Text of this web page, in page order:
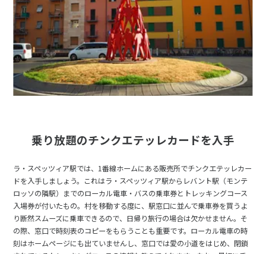
乗り放題のチンクエテッレカードを入手
ラ・スペッツィア駅では、1番線ホームにある販売所でチンクエテッレカー
ドを入手しましょう。これはラ・スペッツィア駅からレバント駅（モンテ
ロッソの隣駅）までのローカル電車・バスの乗車券とトレッキングコース
入場券が付いたもの。村を移動する度に、駅窓口に並んで乗車券を買うよ
り断然スムーズに乗車できるので、日帰り旅行の場合は欠かせません。そ
の際、窓口で時刻表のコピーをもらうことも重要です。ローカル電車の時
刻はホームページにも出ていませんし、窓口では愛の小道をはじめ、閉鎖